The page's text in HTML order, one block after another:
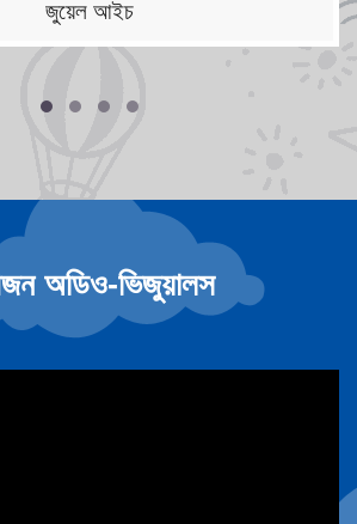
জুয়েল আইচ
অডিও-ভিজুয়ালস